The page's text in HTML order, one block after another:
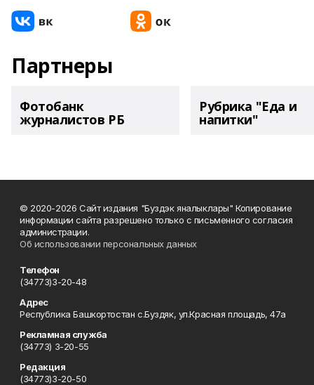
Партнеры
Фотобанк
журналистов РБ
Рубрика "Еда и
напитки"
© 2020-2026 Сайт издания "Буздэк яналыклары" Копирование
информации сайта разрешено только с письменного согласия
администрации.
Об использовании персональных данных
Телефон
(34773)3-20-48
Адрес
Республика Башкортостан с.Буздяк, ул.Красная площадь, 47а
Рекламная служба
(34773) 3-20-55
Редакция
(34773)3-20-50